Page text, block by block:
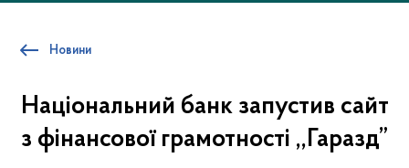
Новини
Національний банк запустив сайт
з фінансової грамотності ,,Гаразд”